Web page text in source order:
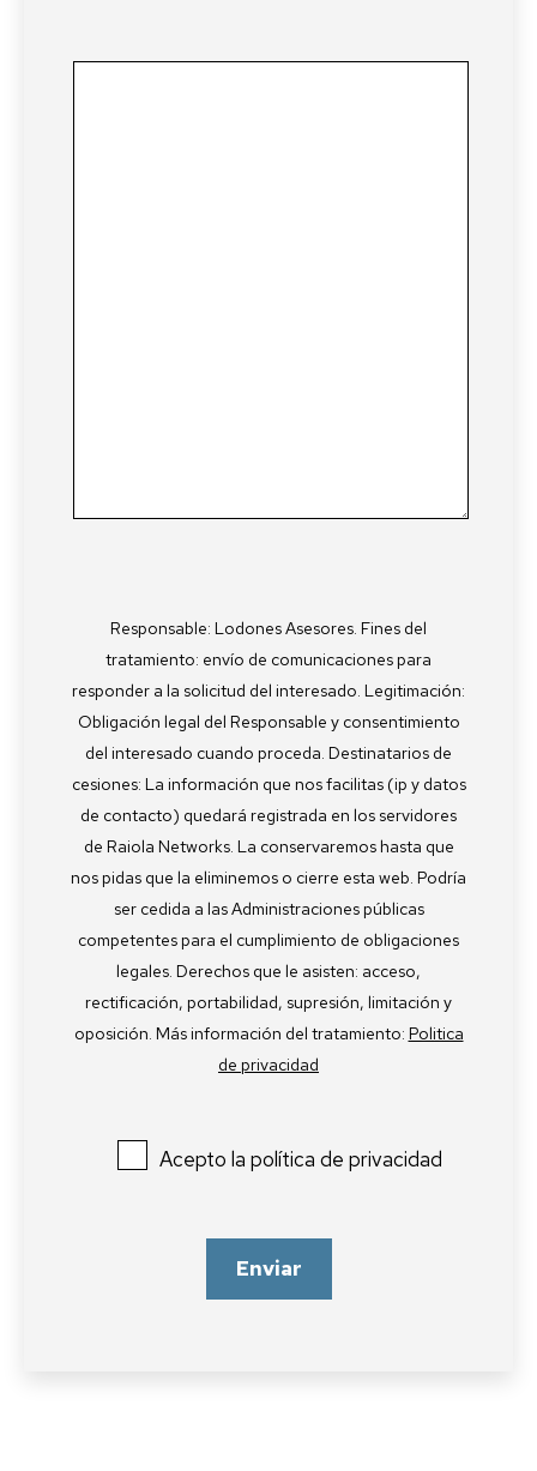
Responsable: Lodones Asesores. Fines del
tratamiento: envío de comunicaciones para
responder a la solicitud del interesado. Legitimación:
Obligación legal del Responsable y consentimiento
del interesado cuando proceda. Destinatarios de
cesiones: La información que nos facilitas (ip y datos
de contacto) quedará registrada en los servidores
de Raiola Networks. La conservaremos hasta que
nos pidas que la eliminemos o cierre esta web. Podría
ser cedida a las Administraciones públicas
competentes para el cumplimiento de obligaciones
legales. Derechos que le asisten: acceso,
rectificación, portabilidad, supresión, limitación y
oposición. Más información del tratamiento: Politica
de privacidad
Acepto la política de privacidad